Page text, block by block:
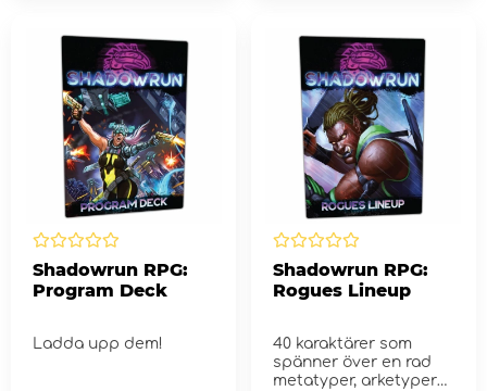
Shadowrun RPG:
Program Deck
Ladda upp dem!
Shadowrun RPG:
Rogues Lineup
40 karaktärer som
spänner över en rad
metatyper, arketyper